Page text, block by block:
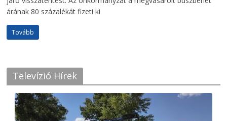
árának 80 százalékát fizeti ki
Tovább
Televízió Hírek